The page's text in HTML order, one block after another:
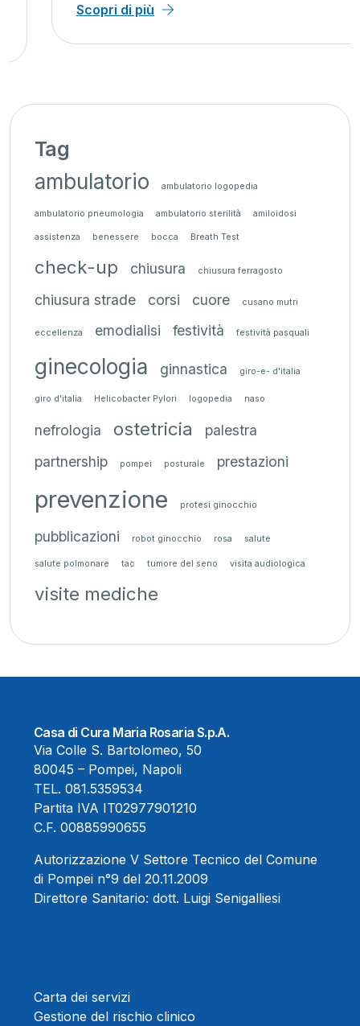
Scopri di più
Tag
ambulatorio ambulatorio logopedia
ambulatorio pneumologia ambulatorio sterilità amiloidosi
assistenza benessere bocca Breath Test
check-up chiusura chiusura ferragosto
chiusura strade corsi cuore cusano mutri
eccellenza emodialisi festività festività pasquali
ginecologia ginnastica giro-e- d'italia
giro d'italia Helicobacter Pylori logopedia naso
nefrologia ostetricia
palestra
partnership
pompei posturale prestazioni
prevenzione protesi ginocchio
pubblicazioni robot ginocchio rosa salute
salute polmonare tac tumore del seno visita audiologica
visite mediche
Casa di Cura Maria Rosaria S.p.A.
Via Colle S. Bartolomeo, 50
80045 – Pompei, Napoli
TEL. 081.5359534
Partita IVA IT02977901210
C.F. 00885990655
Autorizzazione V Settore Tecnico del Comune
di Pompei n°9 del 20.11.2009
Direttore Sanitario: dott. Luigi Senigalliesi
Carta dei servizi
Gestione del rischio clinico